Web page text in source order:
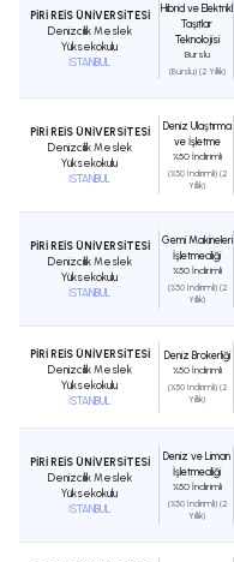
PİRİ REİS ÜNİVERSİTESİ
Denizcilik Meslek
Yüksekokulu
İSTANBUL
Hibrid ve Elektrikli
Taşıtlar
Teknolojisi
Burslu
(Burslu) (2 Yıllık)
PİRİ REİS ÜNİVERSİTESİ
Denizcilik Meslek
Yüksekokulu
İSTANBUL
Deniz Ulaştırma
ve İşletme
%50 İndirimli
(%50 İndirimli) (2
Yıllık)
PİRİ REİS ÜNİVERSİTESİ
Denizcilik Meslek
Yüksekokulu
İSTANBUL
Gemi Makineleri
İşletmeciliği
%50 İndirimli
(%50 İndirimli) (2
Yıllık)
PİRİ REİS ÜNİVERSİTESİ
Denizcilik Meslek
Yüksekokulu
İSTANBUL
Deniz Brokerliği
%50 İndirimli
(%50 İndirimli) (2
Yıllık)
PİRİ REİS ÜNİVERSİTESİ
Denizcilik Meslek
Yüksekokulu
İSTANBUL
Deniz ve Liman
İşletmeciliği
%50 İndirimli
(%50 İndirimli) (2
Yıllık)